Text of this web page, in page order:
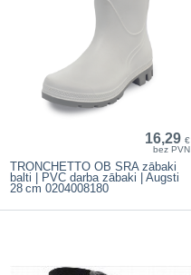
16,29 €
bez PVN
TRONCHETTO OB SRA zābaki
balti | PVC darba zābaki | Augsti
28 cm 0204008180